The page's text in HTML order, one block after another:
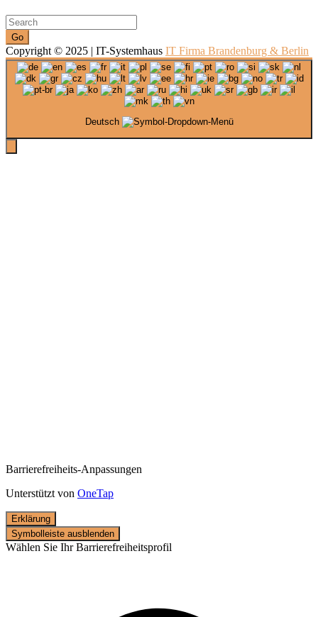
Go
Copyright © 2025 | IT-Systemhaus IT Firma Brandenburg & Berlin
Deutsch
Barrierefreiheits-Anpassungen
Unterstützt von OneTap
Erklärung
Symbolleiste ausblenden
Wählen Sie Ihr Barrierefreiheitsprofil